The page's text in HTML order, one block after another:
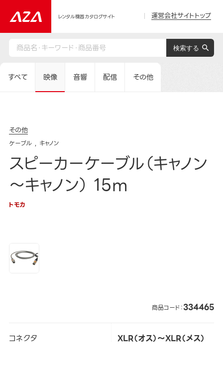
レンタル機器カタログサイト 運営会社サイトトップ
すべて 映像 音響 配信 その他
その他
ケーブル キャノン
スピーカーケーブル（キャノン
～キャノン） 15m
トモカ
商品コード：334465
コネクタ XLR（オス）～XLR（メス）